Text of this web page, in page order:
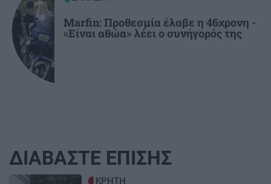
Marfin: Προθεσμία έλαβε η 46χρονη -
«Είναι αθώα» λέει ο συνήγορός της
ΔΙΑΒΑΣΤΕ ΕΠΙΣΗΣ
Image ΚΡΗΤΗ